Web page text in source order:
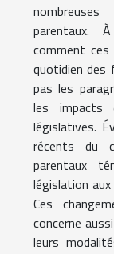
parentaux.
comment
quotidien des
pas les
les impacts
législatives.
récents du
parentaux
législation
Ces
concerne
leurs